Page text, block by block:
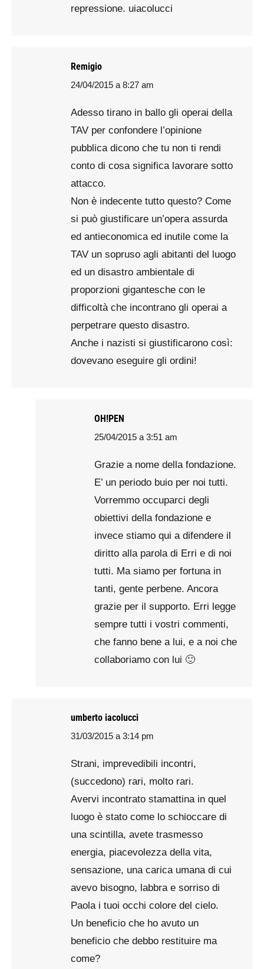
repressione. uiacolucci
Remigio
says:
24/04/2015 a 8:27 am
Adesso tirano in ballo gli operai della
TAV per confondere l’opinione
pubblica dicono che tu non ti rendi
conto di cosa significa lavorare sotto
attacco.
Non è indecente tutto questo? Come
si può giustificare un’opera assurda
ed antieconomica ed inutile come la
TAV un sopruso agli abitanti del luogo
ed un disastro ambientale di
proporzioni gigantesche con le
difficoltà che incontrano gli operai a
perpetrare questo disastro.
Anche i nazisti si giustificarono così:
dovevano eseguire gli ordini!
OH!PEN
says:
25/04/2015 a 3:51 am
Grazie a nome della fondazione.
E’ un periodo buio per noi tutti.
Vorremmo occuparci degli
obiettivi della fondazione e
invece stiamo qui a difendere il
diritto alla parola di Erri e di noi
tutti. Ma siamo per fortuna in
tanti, gente perbene. Ancora
grazie per il supporto. Erri legge
sempre tutti i vostri commenti,
che fanno bene a lui, e a noi che
collaboriamo con lui 🙂
umberto iacolucci
says:
31/03/2015 a 3:14 pm
Strani, imprevedibili incontri,
(succedono) rari, molto rari.
Avervi incontrato stamattina in quel
luogo è stato come lo schioccare di
una scintilla, avete trasmesso
energia, piacevolezza della vita,
sensazione, una carica umana di cui
avevo bisogno, labbra e sorriso di
Paola i tuoi occhi colore del cielo.
Un beneficio che ho avuto un
beneficio che debbo restituire ma
come?